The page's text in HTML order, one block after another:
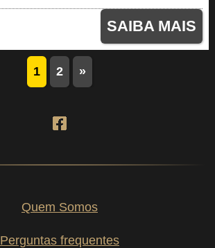
SAIBA MAIS
1 2 »
Quem Somos
Perguntas frequentes